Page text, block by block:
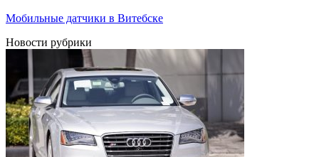
Мобильные датчики в Витебске
Новости рубрики